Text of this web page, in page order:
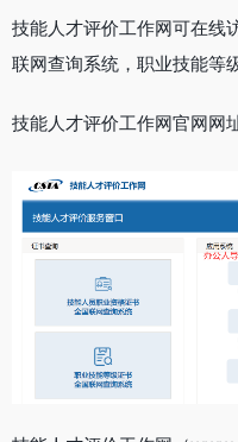
技能人才评价工作网可在线
联网查询系统，职业技能等
技能人才评价工作网官网网